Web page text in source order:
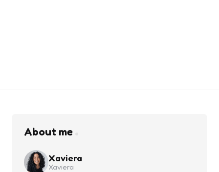
About me
Xaviera
Xaviera